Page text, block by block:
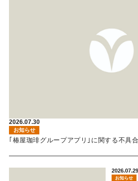
2026.07.30
お知らせ
｢椿屋珈琲グループアプリ｣に関する不具
2026.07.29
お知らせ